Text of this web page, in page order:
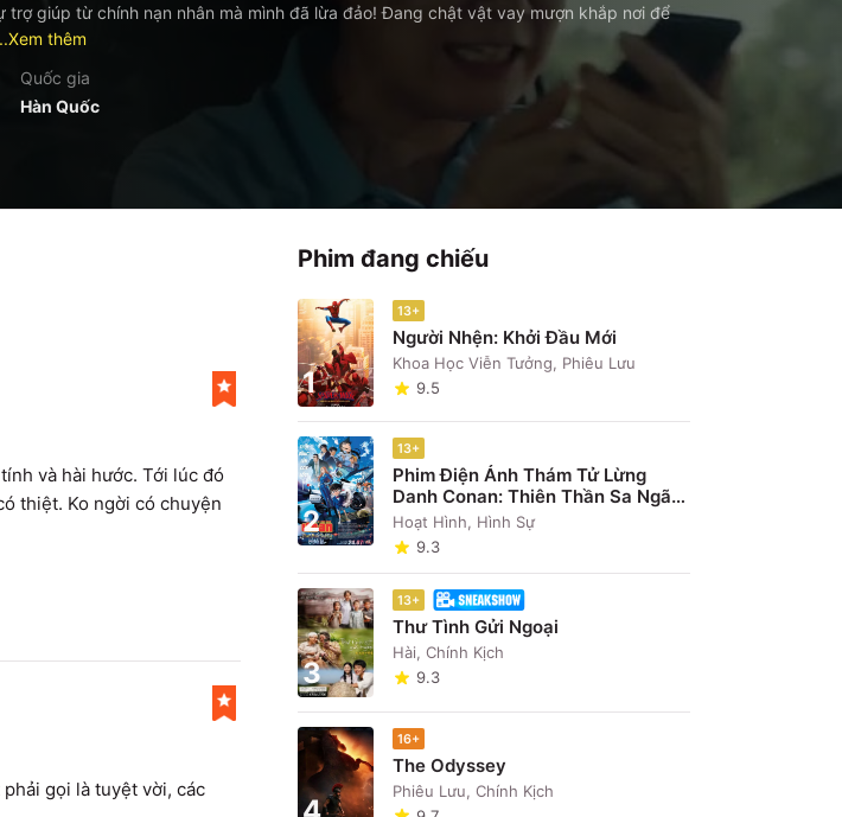
trợ giúp từ chính nạn nhân mà mình đã lừa đảo! Đang chật vật vay mượn khắp nơi để
thêm
Quốc gia
Hàn Quốc
và hài hước. Tới lúc đó
thiệt. Ko ngời có chuyện
gọi là tuyệt vời, các
Phim đang chiếu
1
13+
Người Nhện: Khởi Đầu Mới
Khoa Học Viễn Tưởng, Phiêu Lưu
9.5
2
13+
Phim Điện Ảnh Thám Tử Lừng
Danh Conan: Thiên Thần Sa Ngã
Trên Xa Lộ
Hoạt Hình, Hình Sự
9.3
3
13+
Thư Tình Gửi Ngoại
Hài, Chính Kịch
9.3
16+
The Odyssey
Phiêu Lưu, Chính Kịch